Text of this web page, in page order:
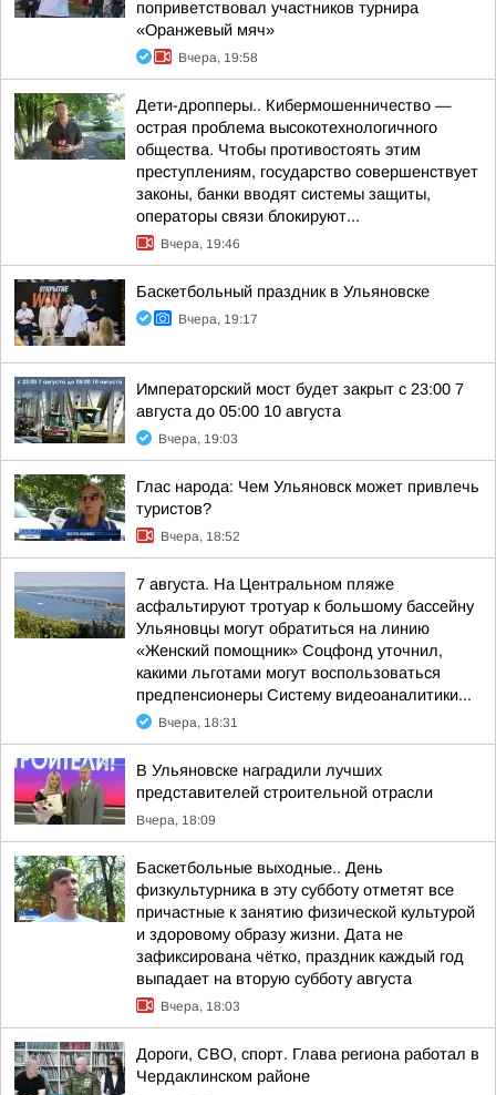
поприветствовал участников турнира
«Оранжевый мяч»
Вчера, 19:58
Дети-дропперы.. Кибермошенничество —
острая проблема высокотехнологичного
общества. Чтобы противостоять этим
преступлениям, государство совершенствует
законы, банки вводят системы защиты,
операторы связи блокируют...
Вчера, 19:46
Баскетбольный праздник в Ульяновске
Вчера, 19:17
Императорский мост будет закрыт с 23:00 7
августа до 05:00 10 августа
Вчера, 19:03
Глас народа: Чем Ульяновск может привлечь
туристов?
Вчера, 18:52
7 августа. На Центральном пляже
асфальтируют тротуар к большому бассейну
Ульяновцы могут обратиться на линию
«Женский помощник» Соцфонд уточнил,
какими льготами могут воспользоваться
предпенсионеры Систему видеоаналитики...
Вчера, 18:31
В Ульяновске наградили лучших
представителей строительной отрасли
Вчера, 18:09
Баскетбольные выходные.. День
физкультурника в эту субботу отметят все
причастные к занятию физической культурой
и здоровому образу жизни. Дата не
зафиксирована чётко, праздник каждый год
выпадает на вторую субботу августа
Вчера, 18:03
Дороги, СВО, спорт. Глава региона работал в
Чердаклинском районе